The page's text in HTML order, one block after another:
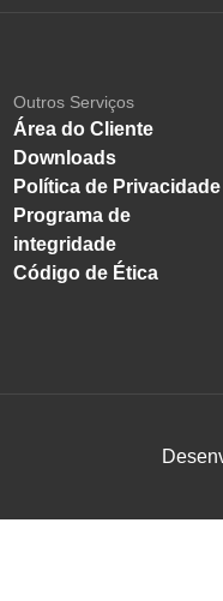
Outros Serviços
Área do Cliente
Downloads
Política de Privacidade
Programa de
integridade
Código de Ética